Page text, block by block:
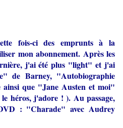
fois-ci des emprunts à la
mon abonnement. Après les
j'ai été plus "light" et j'ai
de Barney, "Autobiographie
que "Jane Austen et moi"
héros, j'adore ! ). Au passage,
: "Charade" avec Audrey